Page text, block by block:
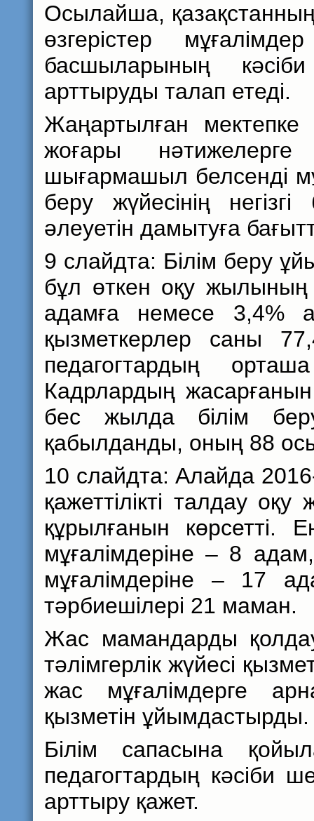
Осылайша,
өзгерістер
басшыларының кәсіби
арттыруды талап етеді.
Жаңартылған мектепке
жоғары нәтижелерге
шығармашыл белсенді
беру жүйесінің
әлеуетін дамытуға
9 слайдта: Білім беру
бұл өткен оқу жылының
адамға немесе 3,4%
қызметкерлер саны
педагогтардың
Кадрлардың
бес жылда білім
қабылданды, оның 88
10 слайдта: Алайда
қажеттілікті талдау
құрылғанын көрсетті.
мұғалімдеріне – 8
мұғалімдеріне – 17
тәрбиешілері 21 маман.
Жас мамандарды
тәлімгерлік жүйесі
жас мұғалімдерге
қызметін ұйымдастырды.
Білім сапасына
педагогтардың кәсіби
арттыру қажет.